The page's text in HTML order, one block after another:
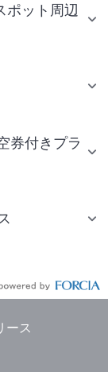
ポット周辺
券付きプラ
ース